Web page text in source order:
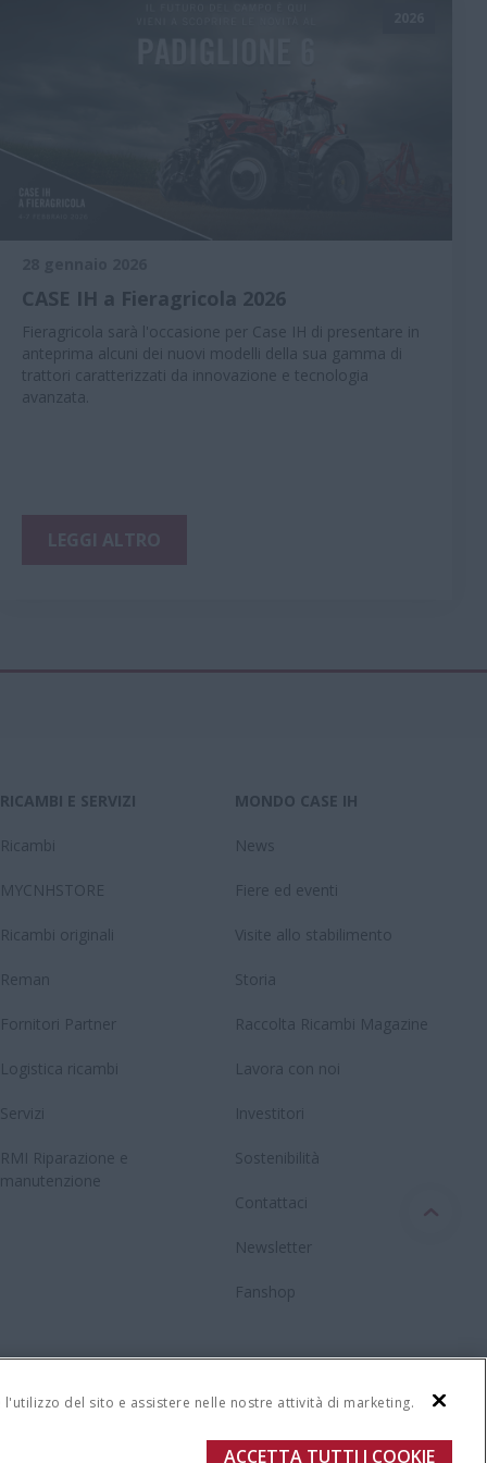
CASE IH a Fieragricola 2026
Fieragricola sarà l'occasione per Case IH di presentare in
anteprima alcuni dei nuovi modelli della sua gamma di
trattori caratterizzati da innovazione e tecnologia
avanzata.
RICAMBI E SERVIZI
Ricambi
MYCNHSTORE
Ricambi originali
Reman
Fornitori Partner
Logistica ricambi
Servizi
RMI Riparazione e
manutenzione
MONDO CASE IH
News
Fiere ed eventi
Visite allo stabilimento
Storia
Raccolta Ricambi Magazine
Lavora con noi
Investitori
Sostenibilità
Contattaci
Newsletter
Fanshop
del sito e assistere nelle nostre attività di marketing.
ACCETTA TUTTI I COOKIE